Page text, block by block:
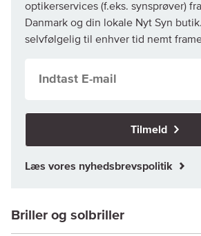
optikerservices (f.eks. synsprøver)
Danmark og din lokale Nyt Syn
selvfølgelig til enhver tid nemt
Tilmeld
Læs vores nyhedsbrevspolitik
Briller og solbriller